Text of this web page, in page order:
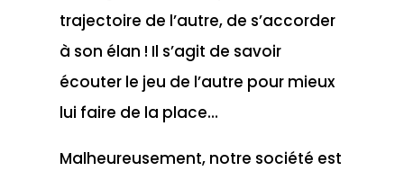
trajectoire de l’autre, de s’accorder
à son élan ! Il s’agit de savoir
écouter le jeu de l’autre pour mieux
lui faire de la place…
Malheureusement, notre société est